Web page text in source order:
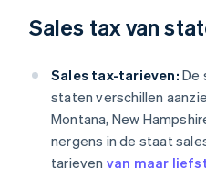
Sales tax van
Sales tax-tarieven: De
staten verschillen
Montana, New
nergens in de staat
tarieven van maar